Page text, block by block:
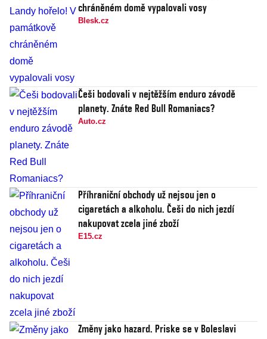
chráněném domě vypalovali vosy
Blesk.cz
Češi bodovali v nejtěžším enduro závodě
planety. Znáte Red Bull Romaniacs?
Auto.cz
Příhraniční obchody už nejsou jen o
cigaretách a alkoholu. Češi do nich jezdí
nakupovat zcela jiné zboží
E15.cz
Změny jako hazard. Priske se v Boleslavi